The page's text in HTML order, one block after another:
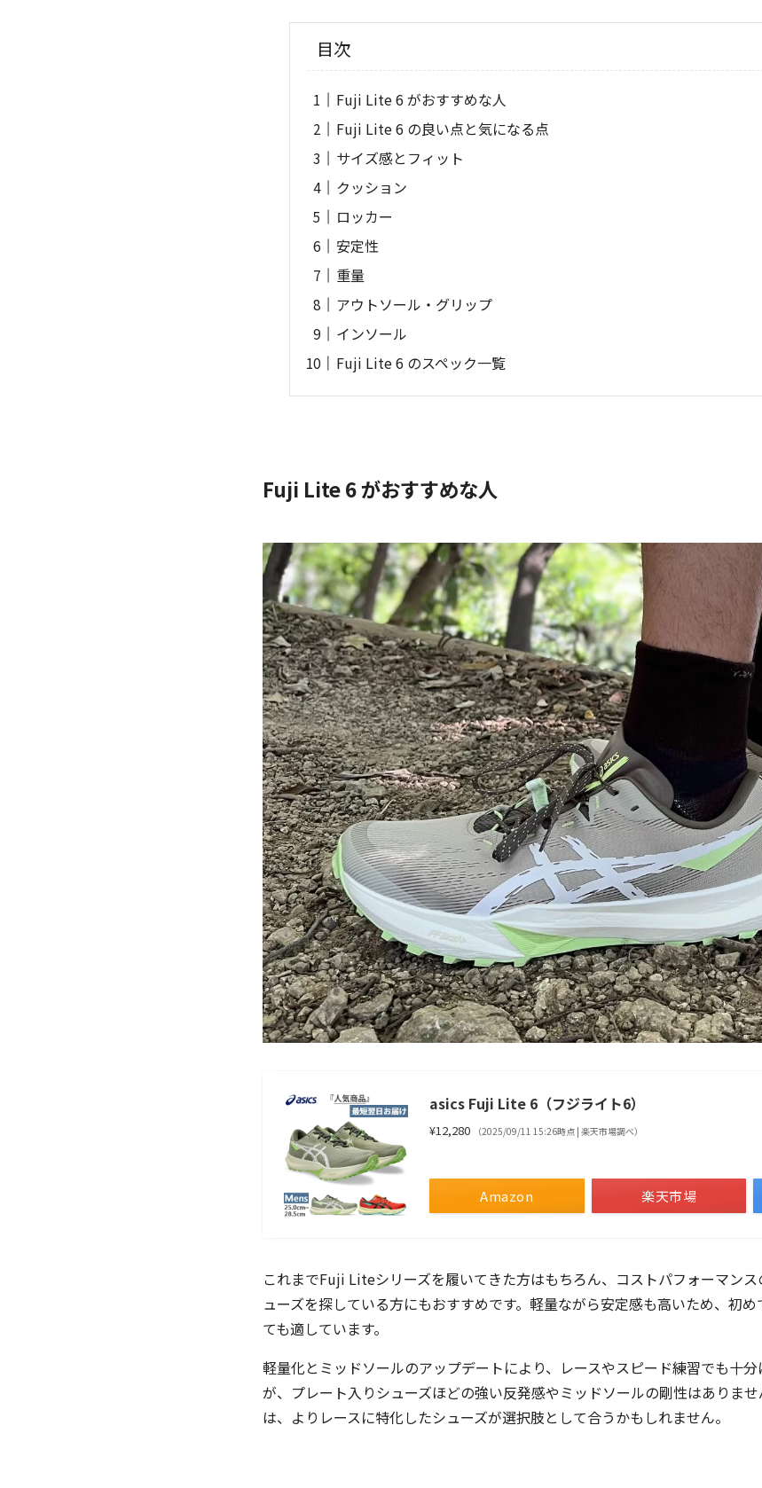
目次
Fuji Lite 6 がおすすめな人
Fuji Lite 6 の良い点と気になる点
サイズ感とフィット
クッション
ロッカー
安定性
重量
アウトソール・グリップ
インソール
Fuji Lite 6 のスペック一覧
Fuji Lite 6 がおすすめな人
asics Fuji Lite 6（フジライト6）
¥12,280 （2025/09/11 15:26時点 | 楽天市場調べ）
Amazon 楽天市場
これまでFuji Liteシリーズを履いてきた方はもちろん、コストパフォーマン
ューズを探している方にもおすすめです。軽量ながら安定感も高いため、初
ても適しています。
軽量化とミッドソールのアップデートにより、レースやスピード練習でも十
が、プレート入りシューズほどの強い反発感やミッドソールの剛性はありま
は、よりレースに特化したシューズが選択肢として合うかもしれません。